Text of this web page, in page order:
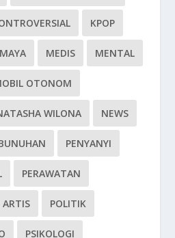
KPOP
MEDIS MENTAL
OTONOM
WILONA NEWS
PENYANYI
PERAWATAN
ARTIS POLITIK
PSIKOLOGI